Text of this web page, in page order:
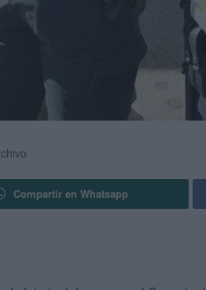
Compartir en Whatsapp